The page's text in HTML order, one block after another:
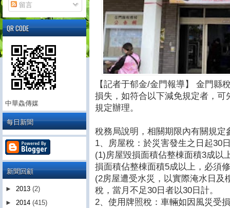
【記者于郁金/金門報導】 金門縣
損失，如符合以下減免規定者，
規定辦理。
稅務局說明，相關期限內有關規定
1、房屋稅：於災害發生之日起30
(1)房屋毀損面積佔整棟面積3成以
損面積佔整棟面積5成以上，必須
(2房屋遭受水災，以實際淹水日及
稅，當月不足30日者以30日計。
2、使用牌照稅：車輛如因風災受
留言
QR CODE
中華鱻傳媒
每日新聞
新聞回顧
► 2013 (2)
► 2014 (415)